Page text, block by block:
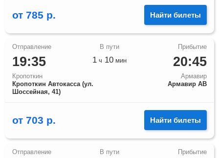
от 785 р. Найти билеты
19:35
Кропоткин
Кропоткин Автокасса (ул.
Шоссейная, 41)
20:45
Армавир
Армавир АВ
1 ч 10 мин
от 703 р. Найти билеты